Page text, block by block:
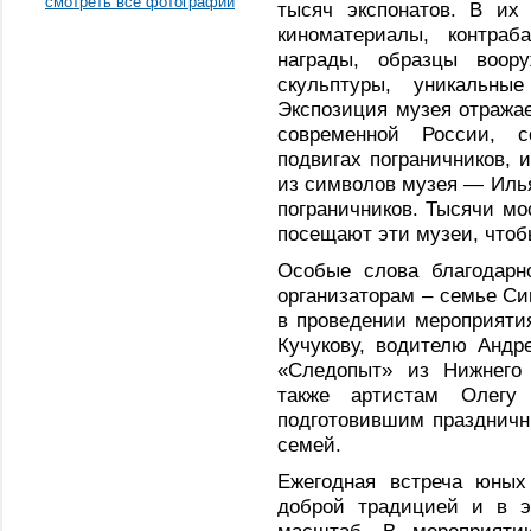
тысяч экспонатов. В
киноматериалы,
награды, образцы
скульптуры,
Экспозиция музея
современной России,
подвигах
из символов музея —
пограничников. Тысячи
посещают эти музеи,
Особые слова
организаторам – семье
в проведении
Кучукову, водителю
«Следопыт» из
также артистам
подготовившим
семей.
Ежегодная встреча
доброй традицией и в